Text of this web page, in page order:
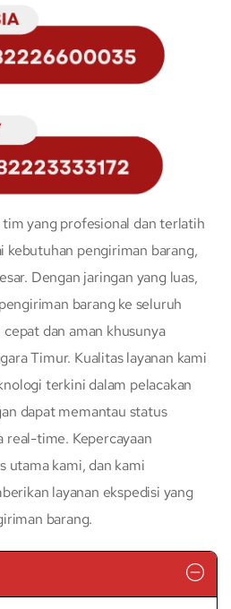
yang profesional dan terlatih
kebutuhan pengiriman barang,
Dengan jaringan yang luas,
barang ke seluruh
dan aman khusunya
Timur. Kualitas layanan kami
terkini dalam pelacakan
dapat memantau status
real-time. Kepercayaan
utama kami, dan kami
layanan ekspedisi yang
barang.